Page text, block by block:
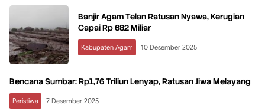
Banjir Agam Telan Ratusan Nyawa, Kerugian
Capai Rp 682 Miliar
Kabupaten Agam 10 Desember 2025
Bencana Sumbar: Rp1,76 Triliun Lenyap, Ratusan Jiwa Melayang
Peristiwa 7 Desember 2025